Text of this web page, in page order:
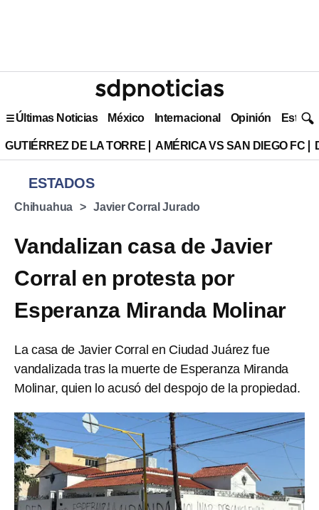
Últimas Noticias México Internacional Opinión Estilo
GUTIÉRREZ DE LA TORRE AMÉRICA VS SAN DIEGO FC
ESTADOS
Chihuahua Javier Corral Jurado
Vandalizan casa de Javier
Corral en protesta por
Esperanza Miranda Molinar
La casa de Javier Corral en Ciudad Juárez fue
vandalizada tras la muerte de Esperanza Miranda
Molinar, quien lo acusó del despojo de la propiedad.